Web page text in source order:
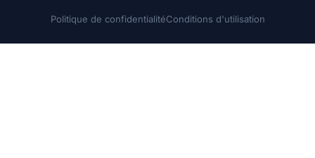
Politique de confidentialitéConditions d'utilisation